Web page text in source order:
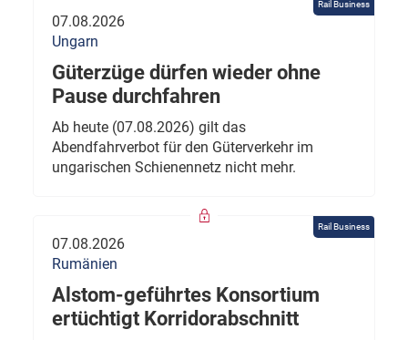
Rail Business
07.08.2026
Ungarn
Güterzüge dürfen wieder ohne
Pause durchfahren
Ab heute (07.08.2026) gilt das
Abendfahrverbot für den Güterverkehr im
ungarischen Schienennetz nicht mehr.
Rail Business
07.08.2026
Rumänien
Alstom-geführtes Konsortium
ertüchtigt Korridorabschnitt